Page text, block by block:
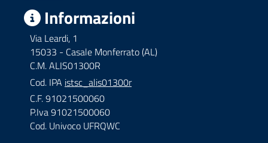
Informazioni
Via Leardi, 1
15033 - Casale Monferrato (AL)
C.M. ALIS01300R
Cod. IPA istsc_alis01300r
C.F. 91021500060
P.Iva 91021500060
Cod. Univoco UFRQWC